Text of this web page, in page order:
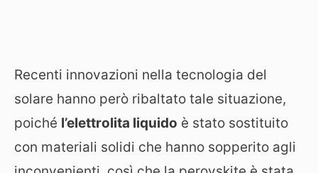
Recenti innovazioni nella tecnologia del
solare hanno però ribaltato tale situazione,
poiché l’elettrolita liquido è stato sostituito
con materiali solidi che hanno sopperito agli